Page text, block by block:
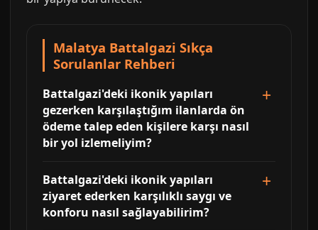
Malatya Battalgazi Sıkça
Sorulanlar Rehberi
Battalgazi'deki ikonik yapıları
gezerken karşılaştığım ilanlarda ön
ödeme talep eden kişilere karşı nasıl
bir yol izlemeliyim?
Battalgazi'deki ikonik yapıları
ziyaret ederken karşılıklı saygı ve
konforu nasıl sağlayabilirim?